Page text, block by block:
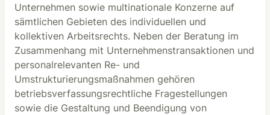
Unternehmen sowie multinationale Konzerne auf
sämtlichen Gebieten des individuellen und
kollektiven Arbeitsrechts. Neben der Beratung im
Zusammenhang mit Unternehmenstransaktionen und
personalrelevanten Re- und
Umstrukturierungsmaßnahmen gehören
betriebsverfassungsrechtliche Fragestellungen
sowie die Gestaltung und Beendigung von